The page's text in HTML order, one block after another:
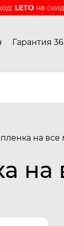
LETO на
Гарантия
на все